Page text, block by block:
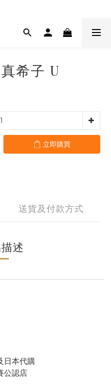
希子 U
立即購買
送貨及付款方式
述
日本代購
公認店